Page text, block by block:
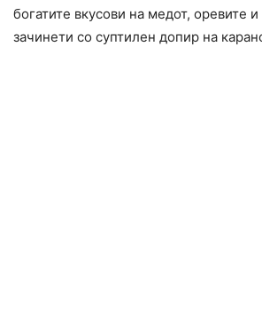
богатите вкусови на медот, оревите и
зачинети со суптилен допир на